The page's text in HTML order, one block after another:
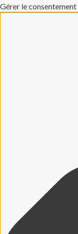
Gérer le consentement